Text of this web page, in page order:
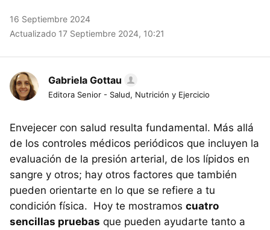
16 Septiembre 2024
Actualizado 17 Septiembre 2024, 10:21
Gabriela Gottau
Editora Senior - Salud, Nutrición y Ejercicio
Envejecer con salud resulta fundamental. Más allá
de los controles médicos periódicos que incluyen la
evaluación de la presión arterial, de los lípidos en
sangre y otros; hay otros factores que también
pueden orientarte en lo que se refiere a tu
condición física. Hoy te mostramos cuatro
sencillas pruebas que pueden ayudarte tanto a